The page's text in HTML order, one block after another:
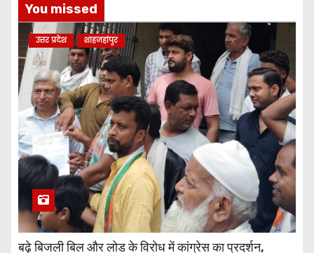
You missed
उत्तर प्रदेश शाहजहांपुर
बढ़े बिजली बिल और लोड के विरोध में कांग्रेस का प्रदर्शन,